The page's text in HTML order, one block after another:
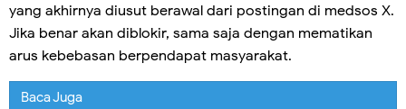
yang akhirnya diusut berawal dari postingan di medsos X.
Jika benar akan diblokir, sama saja dengan mematikan
arus kebebasan berpendapat masyarakat.
Baca Juga